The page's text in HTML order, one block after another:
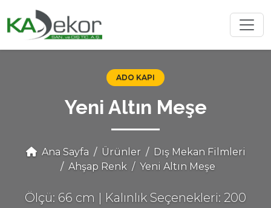
ADO KAPI
Yeni Altın Meşe
Ana Sayfa Ürünler
Dış Mekan Filmleri
Ahşap Renk
Yeni Altın Meşe
Ölçü: 66 cm | Kalınlık Seçenekleri: 200